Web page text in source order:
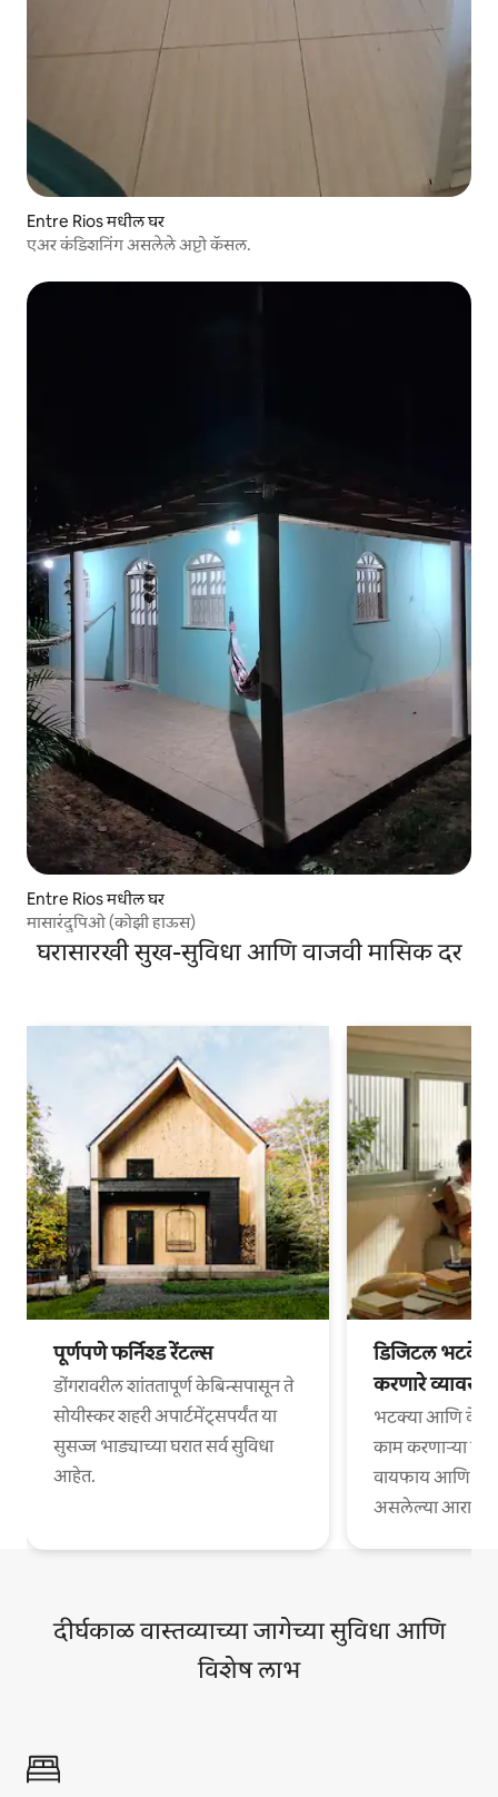
Entre Rios मधील घर
एअर कंडिशनिंग असलेले अप्टो कॅसल.
Entre Rios मधील घर
मासारंदुपिओ (कोझी हाऊस)
घरासारखी सुख-सुविधा आणि वाजवी मासिक दर
पूर्णपणे फर्निश्ड रेंटल्स
डोंगरावरील शांततापूर्ण केबिन्सपासून ते
सोयीस्कर शहरी अपार्टमेंट्सपर्यंत या
सुसज्ज भाड्याच्या घरात सर्व सुविधा
आहेत.
डिजिटल भटके
करणारे
भटक्या आणि
काम करणाऱ्या
वायफाय आणि
असलेल्या
दीर्घकाळ वास्तव्याच्या जागेच्या सुविधा आणि
विशेष लाभ